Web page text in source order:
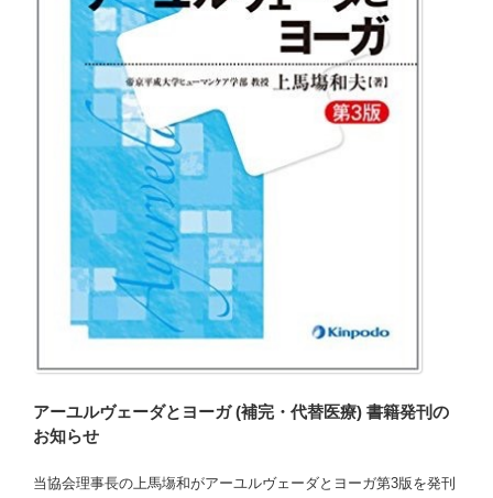
アーユルヴェーダとヨーガ (補完・代替医療) 書籍発刊の
お知らせ
当協会理事長の上馬塲和がアーユルヴェーダとヨーガ第3版を発刊